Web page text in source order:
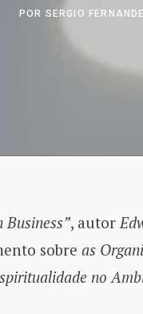
POR SERGIO
, autor
sobre as
no